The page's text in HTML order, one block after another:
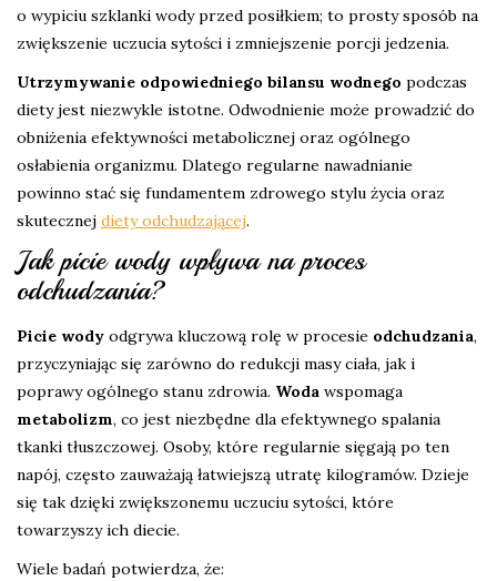
o wypiciu szklanki wody przed posiłkiem; to prosty sposób na
zwiększenie uczucia sytości i zmniejszenie porcji jedzenia.
Utrzymywanie odpowiedniego bilansu wodnego podczas
diety jest niezwykle istotne. Odwodnienie może prowadzić do
obniżenia efektywności metabolicznej oraz ogólnego
osłabienia organizmu. Dlatego regularne nawadnianie
powinno stać się fundamentem zdrowego stylu życia oraz
skutecznej diety odchudzającej.
Jak picie wody wpływa na proces
odchudzania?
Picie wody odgrywa kluczową rolę w procesie odchudzania,
przyczyniając się zarówno do redukcji masy ciała, jak i
poprawy ogólnego stanu zdrowia. Woda wspomaga
metabolizm, co jest niezbędne dla efektywnego spalania
tkanki tłuszczowej. Osoby, które regularnie sięgają po ten
napój, często zauważają łatwiejszą utratę kilogramów. Dzieje
się tak dzięki zwiększonemu uczuciu sytości, które
towarzyszy ich diecie.
Wiele badań potwierdza, że: